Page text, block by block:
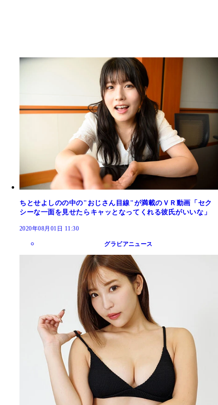
ちとせよしのの中の"おじさん目線"が満載のＶＲ動画「セク
シーな一面を見せたらキャッとなってくれる彼氏がいいな」
2020年08月01日 11:30
グラビアニュース